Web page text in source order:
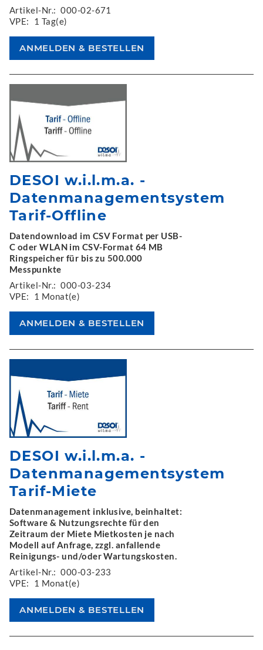
Artikel-Nr.: 000-02-671
VPE:
1 Tag(e)
DESOI w.i.l.m.a. -
Datenmanagementsystem
Tarif-Offline
Datendownload im CSV Format per USB-
C oder WLAN im CSV-Format 64 MB
Ringspeicher für bis zu 500.000
Messpunkte
Artikel-Nr.: 000-03-234
VPE:
1 Monat(e)
DESOI w.i.l.m.a. -
Datenmanagementsystem
Tarif-Miete
Datenmanagement inklusive, beinhaltet:
Software & Nutzungsrechte für den
Zeitraum der Miete Mietkosten je nach
Modell auf Anfrage, zzgl. anfallende
Reinigungs- und/oder Wartungskosten.
Artikel-Nr.: 000-03-233
VPE:
1 Monat(e)